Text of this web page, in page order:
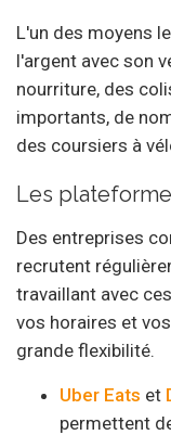
L'un des moyens
l'argent avec son
nourriture, des
importants, de
des coursiers à
Les
Des entreprises
recrutent
travaillant avec
vos horaires et
grande flexibilité.
Uber Eats et
permettent